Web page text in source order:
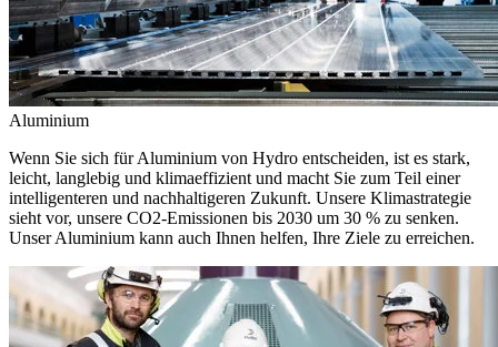
Aluminium
Wenn Sie sich für Aluminium von Hydro entscheiden, ist es stark,
leicht, langlebig und klimaeffizient und macht Sie zum Teil einer
intelligenteren und nachhaltigeren Zukunft. Unsere Klimastrategie
sieht vor, unsere CO2-Emissionen bis 2030 um 30 % zu senken.
Unser Aluminium kann auch Ihnen helfen, Ihre Ziele zu erreichen.